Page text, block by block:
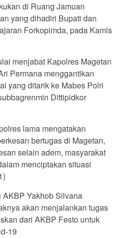
di Ruang Jamuan
yang dihadiri Bupati dan
Forkopimda, pada Kamis
menjabat Kapolres Magetan
Permana menggantikan
yang ditarik ke Mabes Polri
Dittipidkor
lama mengatakan
bertugas di Magetan,
selain adem, masyarakat
menciptakan situasi
Yakhob Silvana
akan menjalankan tugas
dari AKBP Festo untuk
19